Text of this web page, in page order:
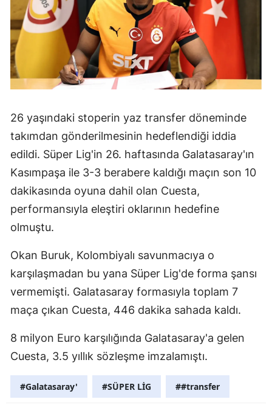
Kayseri
Kırklareli
Kırşehir
Kocaeli
Konya
Kütahya
Malatya
Muş
Nevşehir
Niğde
26 yaşındaki stoperin yaz transfer döneminde
takımdan gönderilmesinin hedeflendiği iddia
edildi. Süper Lig'in 26. haftasında Galatasaray'ın
Kasımpaşa ile 3-3 berabere kaldığı maçın son 10
dakikasında oyuna dahil olan Cuesta,
performansıyla eleştiri oklarının hedefine
olmuştu.
Okan Buruk, Kolombiyalı savunmacıya o
karşılaşmadan bu yana Süper Lig'de forma şansı
vermemişti. Galatasaray formasıyla toplam 7
maça çıkan Cuesta, 446 dakika sahada kaldı.
8 milyon Euro karşılığında Galatasaray'a gelen
Cuesta, 3.5 yıllık sözleşme imzalamıştı.
#Galatasaray' #SÜPER LİG ##transfer